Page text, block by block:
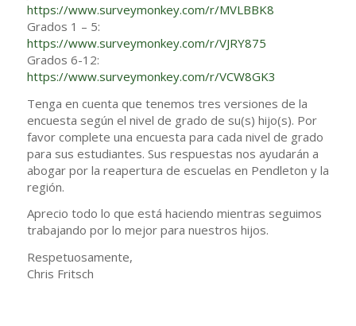
https://www.surveymonkey.com/r/MVLBBK8
Grados 1 – 5:
https://www.surveymonkey.com/r/VJRY875
Grados 6-12:
https://www.surveymonkey.com/r/VCW8GK3
Tenga en cuenta que tenemos tres versiones de la
encuesta según el nivel de grado de su(s) hijo(s). Por
favor complete una encuesta para cada nivel de grado
para sus estudiantes. Sus respuestas nos ayudarán a
abogar por la reapertura de escuelas en Pendleton y la
región.
Aprecio todo lo que está haciendo mientras seguimos
trabajando por lo mejor para nuestros hijos.
Respetuosamente,
Chris Fritsch